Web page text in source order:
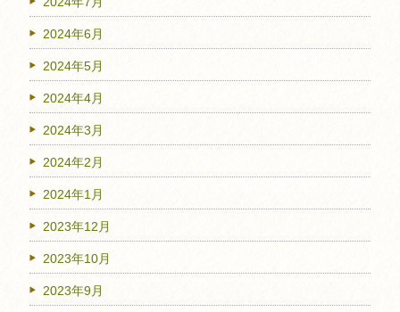
2024年6月
2024年5月
2024年4月
2024年3月
2024年2月
2024年1月
2023年12月
2023年10月
2023年9月